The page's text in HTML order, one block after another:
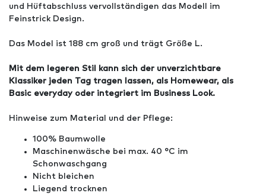
und Hüftabschluss vervollständigen das Modell im
Feinstrick Design.
Das Model ist 188 cm groß und trägt Größe L.
Mit dem legeren Stil kann sich der unverzichtbare
Klassiker jeden Tag tragen lassen, als Homewear, als
Basic everyday oder integriert im Business Look.
Hinweise zum Material und der Pflege:
100% Baumwolle
Maschinenwäsche bei max. 40 °C im
Schonwaschgang
Nicht bleichen
Liegend trocknen